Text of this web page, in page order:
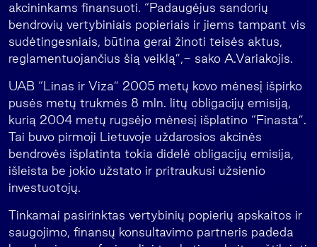
akcininkams finansuoti. “Padaugėjus sandorių
bendrovių vertybiniais popieriais ir jiems tampant vis
sudėtingesniais, būtina gerai žinoti teisės aktus,
reglamentuojančius šią veiklą”,- sako A.Variakojis.
UAB “Linas ir Viza” 2005 metų kovo mėnesį išpirko
pusės metų trukmės 8 mln. litų obligacijų emisiją,
kurią 2004 metų rugsėjo mėnesį išplatino “Finasta”.
Tai buvo pirmoji Lietuvoje uždarosios akcinės
bendrovės išplatinta tokia didelė obligacijų emisija,
išleista be jokio užstato ir pritraukusi užsienio
investuotojų.
Tinkamai pasirinktas vertybinių popierių apskaitos ir
saugojimo, finansų konsultavimo partneris padeda